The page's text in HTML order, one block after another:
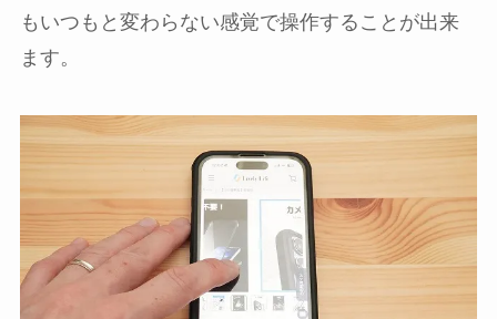
もいつもと変わらない感覚で操作することが出来
ます。